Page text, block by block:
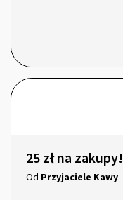
25 zł na zakupy!
Od Przyjaciele Kawy